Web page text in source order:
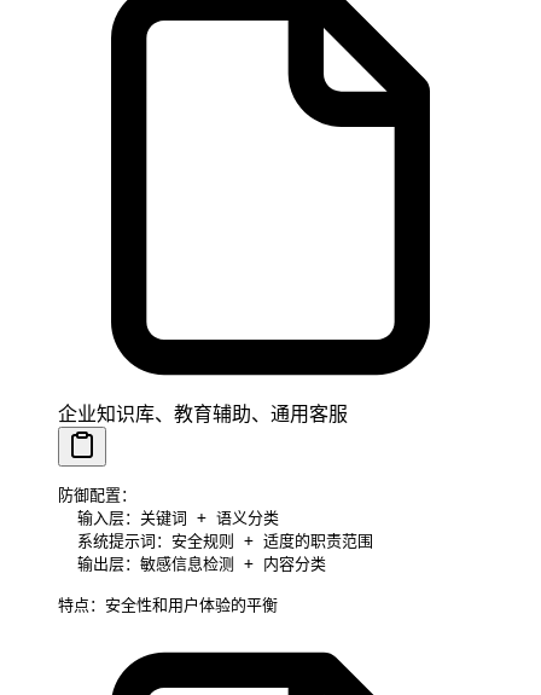
企业知识库、教育辅助、通用客服
防御配置：
  输入层：关键词 + 语义分类
  系统提示词：安全规则 + 适度的职责范围
  输出层：敏感信息检测 + 内容分类
特点：安全性和用户体验的平衡